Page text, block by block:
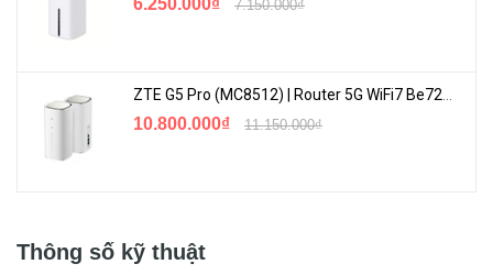
6.250.000₫ 7.150.000₫
10.800.000₫ 11.150.000₫
Thông số kỹ thuật